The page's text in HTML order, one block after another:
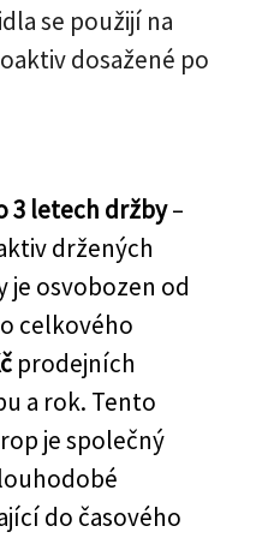
se použijí na
dosažené po
3 letech držby–
držených
je osvobozen od
celkového
prodejních
a rok. Tento
je společný
do časového